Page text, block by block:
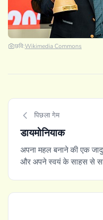
छवि:Wikimedia Commons
पिछला गेम
डायमोनियाक
अपना महल बनाने की एक
और अपने स्वयं के साहस से